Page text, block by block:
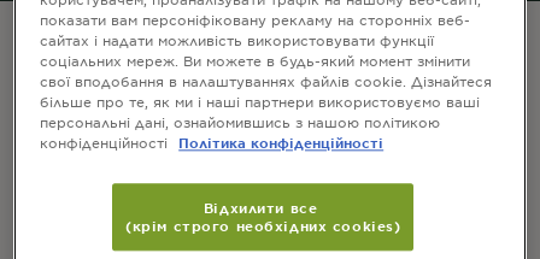
КОНТАКТИ
ПРИЄДНУЙТЕСЬ ДО НАС
показати вам персоніфіковану рекламу на сторонніх веб-
сайтах і надати можливість використовувати функції
соціальних мереж. Ви можете в будь-який момент змінити
свої вподобання в налаштуваннях файлів cookie. Дізнайтеся
більше про те, як ми і наші партнери використовуємо ваші
персональні дані, ознайомившись з нашою політикою
конфіденційності
Політика конфіденційності
Відхилити все
(крім строго необхідних cookies)